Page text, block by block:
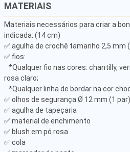
MATERIAIS
Materiais necessários para criar a
indicada: (14 cm)
✅ agulha de crochê tamanho 2,5 mm
✅ fios:
rosa claro;
✅ olhos de segurança Ø 12 mm (1 par)
✅ agulha de tapeçaria
✅ material de enchimento
✅ blush em pó rosa
✅ cola